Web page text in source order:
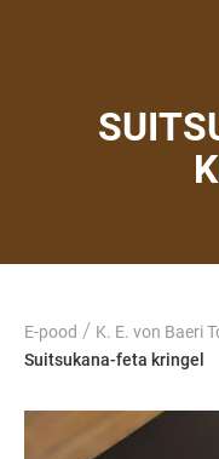
E-pood / K. E. von Baeri
Suitsukana-feta kringel